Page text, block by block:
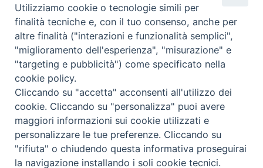
Scrivici
Copyright © 2019 - Tutti i diritti riservati - Vita
Trentina Editrice
Privacy Policy
Torna
Utilizziamo cookie o tecnologie simili per
finalità tecniche e, con il tuo consenso, anche per
altre finalità ("interazioni e funzionalità semplici",
"miglioramento dell'esperienza", "misurazione" e
"targeting e pubblicità") come specificato nella
cookie policy.
Cliccando su "accetta" acconsenti all'utilizzo dei
cookie. Cliccando su "personalizza" puoi avere
maggiori informazioni sui cookie utilizzati e
personalizzare le tue preferenze. Cliccando su
"rifiuta" o chiudendo questa informativa proseguirai
la navigazione installando i soli cookie tecnici.